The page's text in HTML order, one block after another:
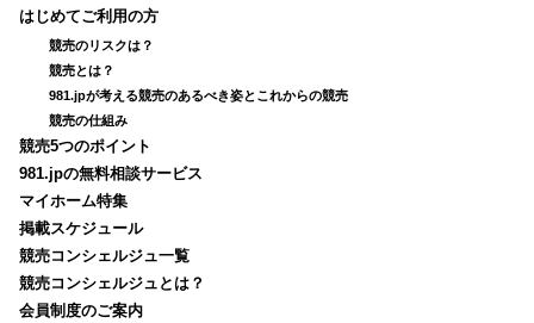
はじめてご利用の方
競売のリスクは？
競売とは？
981.jpが考える競売のあるべき姿とこれからの競売
競売の仕組み
競売5つのポイント
981.jpの無料相談サービス
マイホーム特集
掲載スケジュール
競売コンシェルジュ一覧
競売コンシェルジュとは？
会員制度のご案内